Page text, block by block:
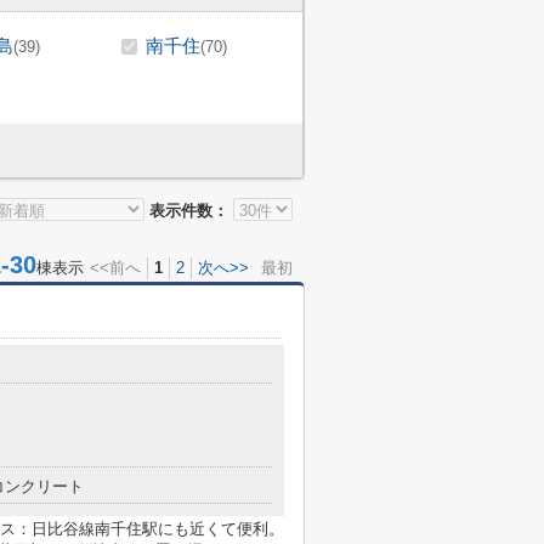
(39) 南千住(70)
表示件数：
棟表示 <<前へ 1 2 次へ>> 最初
クリート
：日比谷線南千住駅にも近くて便利。